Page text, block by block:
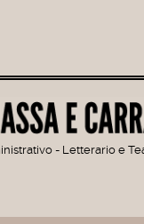
- Letterario e